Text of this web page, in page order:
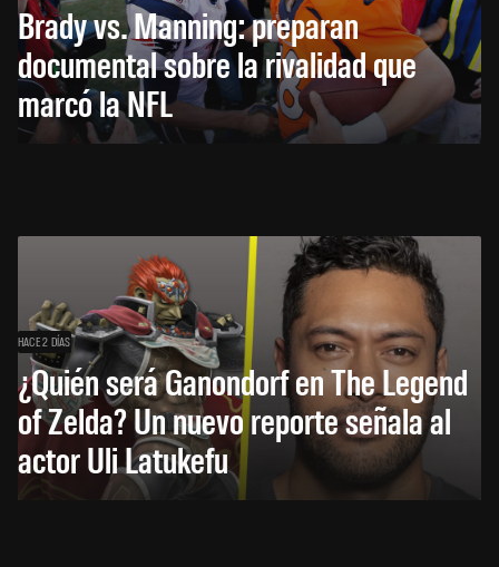
Brady vs. Manning: preparan
documental sobre la rivalidad que
marcó la NFL
HACE 2 DÍAS
¿Quién será Ganondorf en The Legend
of Zelda? Un nuevo reporte señala al
actor Uli Latukefu